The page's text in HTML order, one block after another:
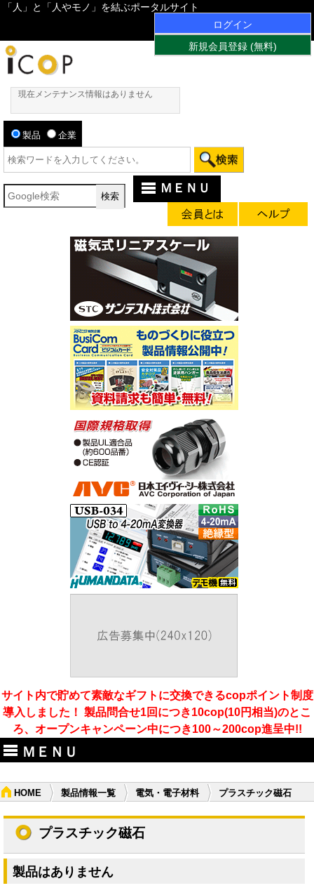
「人」と「人やモノ」を結ぶポータルサイト
ログイン
新規会員登録 (無料)
現在メンテナンス情報はありません
製品 企業
ＭＥＮＵ
サイト内で貯めて素敵なギフトに交換できるcopポイント制度
導入しました！ 製品問合せ1回につき10cop(10円相当)のとこ
ろ、オープンキャンペーン中につき100～200cop進呈中!!
ＭＥＮＵ
HOME 製品情報一覧 電気・電子材料 プラスチック磁石
プラスチック磁石
製品はありません